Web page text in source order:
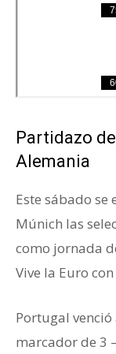
Partidazo
Alemania
Este sábado se
Múnich las
como jornada
Vive la Euro
Portugal
marcador de 3